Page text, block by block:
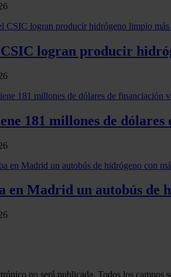
logran producir
181 millones de
en Madrid un autobús de
no será publicada. Todos los campos